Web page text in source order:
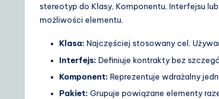
stereotyp do Klasy, Komponentu, Interfejsu
możliwości elementu.
Klasa: Najczęściej stosowany cel.
Interfejs: Definiuje kontrakty bez
Komponent: Reprezentuje wdrażalny
Pakiet: Grupuje powiązane elementy